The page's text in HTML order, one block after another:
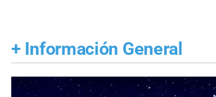
+ Información General